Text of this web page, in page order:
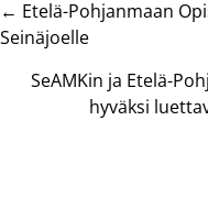
Posts
navigation
← Etelä-Pohjanmaan
Seinäjoelle
SeAMKin ja Etelä-
hyväksi